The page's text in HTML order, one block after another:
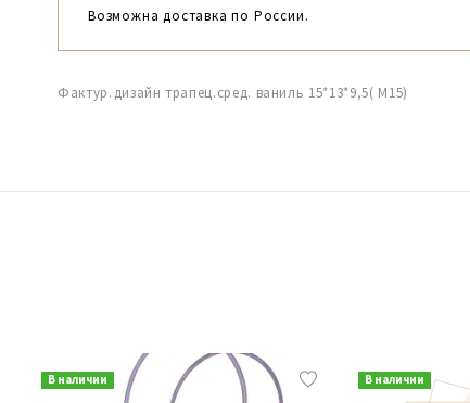
Возможна доставка по России.
Фактур.дизайн трапец.сред. ваниль 15*13*9,5( М15)
В наличии В наличии